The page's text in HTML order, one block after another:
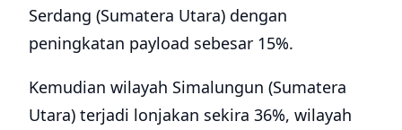
Serdang (Sumatera Utara) dengan
peningkatan payload sebesar 15%.
Kemudian wilayah Simalungun (Sumatera
Utara) terjadi lonjakan sekira 36%, wilayah